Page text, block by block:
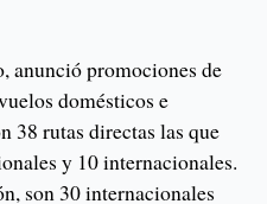
anunció promociones de
domésticos e
38 rutas directas las que
y 10 internacionales.
son 30 internacionales